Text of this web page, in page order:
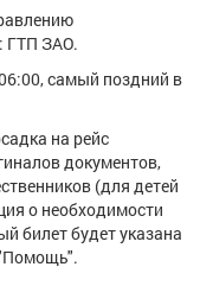
ГТП ЗАО.
самый поздний в
на рейс
документов,
(для детей
о необходимости
билет будет указана